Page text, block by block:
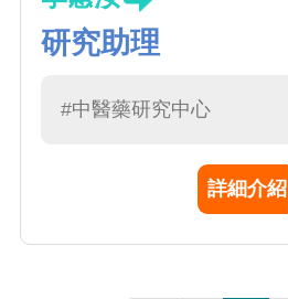
研究助理
#中醫藥研究中心
詳細介紹